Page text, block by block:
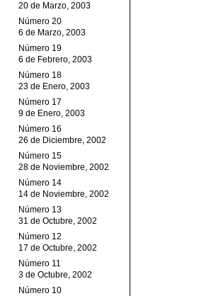
20 de Marzo, 2003
Número 20
6 de Marzo, 2003
Número 19
6 de Febrero, 2003
Número 18
23 de Enero, 2003
Número 17
9 de Enero, 2003
Número 16
26 de Diciembre, 2002
Número 15
28 de Noviembre, 2002
Número 14
14 de Noviembre, 2002
Número 13
31 de Octubre, 2002
Número 12
17 de Octubre, 2002
Número 11
3 de Octubre, 2002
Número 10